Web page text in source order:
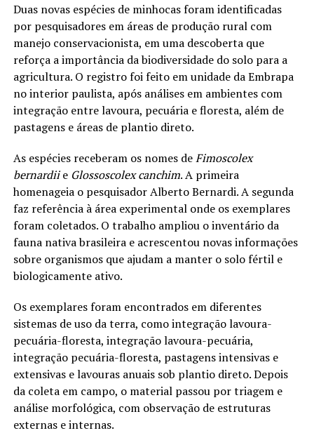
Duas novas espécies de minhocas foram identificadas
por pesquisadores em áreas de produção rural com
manejo conservacionista, em uma descoberta que
reforça a importância da biodiversidade do solo para a
agricultura. O registro foi feito em unidade da Embrapa
no interior paulista, após análises em ambientes com
integração entre lavoura, pecuária e floresta, além de
pastagens e áreas de plantio direto.
As espécies receberam os nomes deFimoscolex
bernardiie Glossoscolex canchim. A primeira
homenageia o pesquisador Alberto Bernardi. A segunda
faz referência à área experimental onde os exemplares
foram coletados. O trabalho ampliou o inventário da
fauna nativa brasileira e acrescentou novas informações
sobre organismos que ajudam a manter o solo fértil e
biologicamente ativo.
Os exemplares foram encontrados em diferentes
sistemas de uso da terra, como integração lavoura-
pecuária-floresta, integração lavoura-pecuária,
integração pecuária-floresta, pastagens intensivas e
extensivas e lavouras anuais sob plantio direto. Depois
da coleta em campo, o material passou por triagem e
análise morfológica, com observação de estruturas
externas e internas.